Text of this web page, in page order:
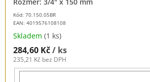
Kód: 70.150.05BR
EAN: 4019576108108
Skladem (1 ks)
284,60 Kč/ ks
235,21 Kč bez DPH